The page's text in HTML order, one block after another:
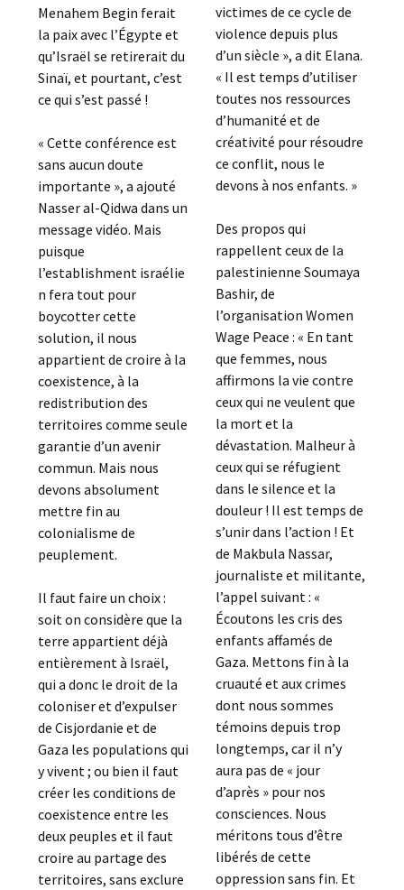
Menahem Begin ferait
la paix avec l’Égypte et
qu’Israël se retirerait du
Sinaï, et pourtant, c’est
ce qui s’est passé !
« Cette conférence est
sans aucun doute
importante », a ajouté
Nasser al-Qidwa dans un
message vidéo. Mais
puisque
l’establishment israélie
n fera tout pour
boycotter cette
solution, il nous
appartient de croire à la
coexistence, à la
redistribution des
territoires comme seule
garantie d’un avenir
commun. Mais nous
devons absolument
mettre fin au
colonialisme de
peuplement.
Il faut faire un choix :
soit on considère que la
terre appartient déjà
entièrement à Israël,
qui a donc le droit de la
coloniser et d’expulser
de Cisjordanie et de
Gaza les populations qui
y vivent ; ou bien il faut
créer les conditions de
coexistence entre les
deux peuples et il faut
croire au partage des
territoires, sans exclure
victimes de ce cycle de
violence depuis plus
d’un siècle », a dit Elana.
« Il est temps d’utiliser
toutes nos ressources
d’humanité et de
créativité pour résoudre
ce conflit, nous le
devons à nos enfants. »
Des propos qui
rappellent ceux de la
palestinienne Soumaya
Bashir, de
l’organisation Women
Wage Peace : « En tant
que femmes, nous
affirmons la vie contre
ceux qui ne veulent que
la mort et la
dévastation. Malheur à
ceux qui se réfugient
dans le silence et la
douleur ! Il est temps de
s’unir dans l’action ! Et
de Makbula Nassar,
journaliste et militante,
l’appel suivant : «
Écoutons les cris des
enfants affamés de
Gaza. Mettons fin à la
cruauté et aux crimes
dont nous sommes
témoins depuis trop
longtemps, car il n’y
aura pas de « jour
d’après » pour nos
consciences. Nous
méritons tous d’être
libérés de cette
oppression sans fin. Et